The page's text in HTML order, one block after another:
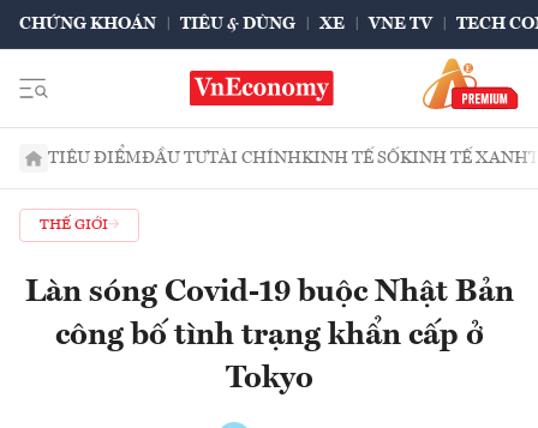
CHỨNG KHOÁN TIÊU & DÙNG XE VNE TV TECH
TIÊU ĐIỂMĐẦU TƯTÀI CHÍNHKINH TẾ SỐKINH TẾ XANH
THẾ GIỚI
Làn sóng Covid-19 buộc Nhật Bản
công bố tình trạng khẩn cấp ở
Tokyo